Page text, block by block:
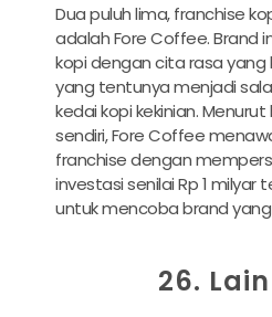
Dua puluh lima, franchise
adalah Fore Coffee. Brand
kopi dengan cita rasa yang
yang tentunya menjadi
kedai kopi kekinian.
sendiri, Fore Coffee
franchise dengan
investasi senilai Rp 1 milyar
untuk mencoba brand
26.